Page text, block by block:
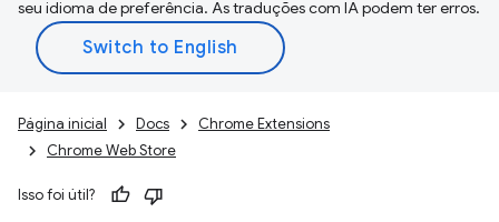
seu idioma de preferência. As traduções com IA podem ter erros.
Página inicial Docs
Chrome Extensions
Chrome Web Store
Isso foi útil?